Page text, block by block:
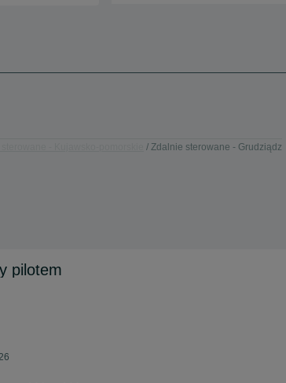
Zdalnie sterowane - Grudziądz
pilotem